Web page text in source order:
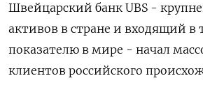
Швейцарский банк UBS -
активов в стране и входящий в
показателю в мире - начал
клиентов российского